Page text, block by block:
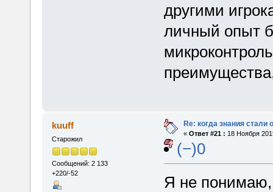
другими
личный опыт
kuuff
Старожил
Сообщений: 2 133
+220/-52
Re: когда знания стали
« Ответ #21 : 18 Ноября
(−)0
Я не понимаю,